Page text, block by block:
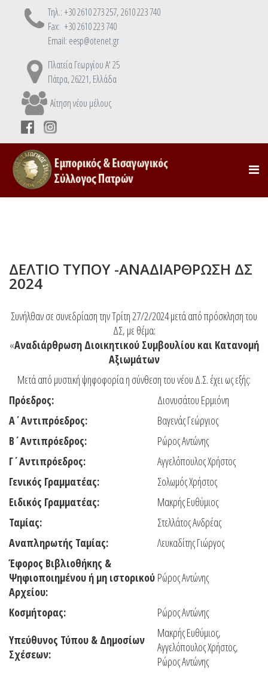
Τηλ.: +30 2610 273 257, 2610 223 740
Fax: +30 2610 223 740
Email: eesp@otenet.gr
Πλατεία Γεωργίου Α' 25
Πάτρα, 26221, Ελλάδα
Αίτηση νέου μέλους
ΔΕΛΤΙΟ ΤΥΠΟΥ -ΑΝΑΔΙΑΡΘΡΩΣΗ ΔΣ
2024
Συνήλθαν σε συνεδρίαση την Τρίτη 27/2/2024 μετά από πρόσκληση του
ΔΣ, με θέμα:
«Αναδιάρθρωση Διοικητικού Συμβουλίου και Κατανομή
Αξιωμάτων
Μετά από μυστική ψηφοφορία η σύνθεση του νέου Δ.Σ. έχει ως εξής:
Πρόεδρος:
Διονυσάτου Ερμιόνη
Α΄Αντιπρόεδρος:
Βαγενάς Γεώργιος
Β΄Αντιπρόεδρος:
Ρώρος Αντώνης
Γ΄Αντιπρόεδρος:
Αγγελόπουλος Χρήστος
Γενικός Γραμματέας:
Σολωμός Χρήστος
Ειδικός Γραμματέας:
Μακρής Ευθύμιος
Ταμίας:
Στελλάτος Ανδρέας
Αναπληρωτής Ταμίας:
Λευκαδίτης Γιώργος
Έφορος Βιβλιοθήκης &
Ψηφιοποιημένου ή μη ιστορικού
Αρχείου:
Ρώρος Αντώνης
Κοσμήτορας:
Ρώρος Αντώνης
Υπεύθυνος Τύπου & Δημοσίων
Σχέσεων:
Μακρής Ευθύμιος,
Αγγελόπουλος Χρήστος,
Ρώρος Αντώνης